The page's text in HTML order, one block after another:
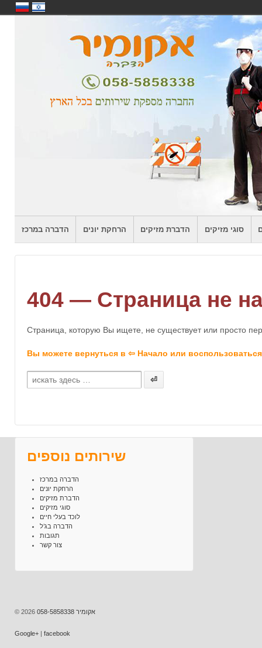
הדברה במרכז הרחקת יונים הדברת מזיקים סוגי מזיקים
404 — Страница не
Страница, которую Вы ищете, не существует или просто
Вы можете вернуться в ⇦ Начало или
for:
שירותים נוספים
הדברה במרכז
הרחקת יונים
הדברת מזיקים
סוגי מזיקים
לוכד בעלי חיים
הדברה בג’ל
תגובות
צור קשר
© 2026 אקומיר 058-5858338
‪Google+‬‏ | facebook